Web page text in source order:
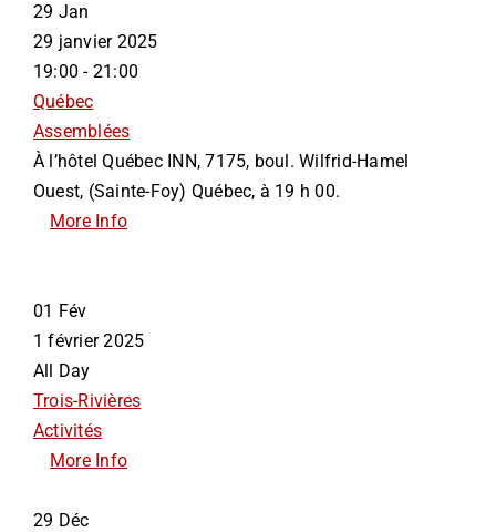
29 Jan
29 janvier 2025
19:00 - 21:00
Québec
Assemblées
À l’hôtel Québec INN, 7175, boul. Wilfrid-Hamel
Ouest, (Sainte-Foy) Québec, à 19 h 00.
More Info
01 Fév
1 février 2025
All Day
Trois-Rivières
Activités
More Info
29 Déc